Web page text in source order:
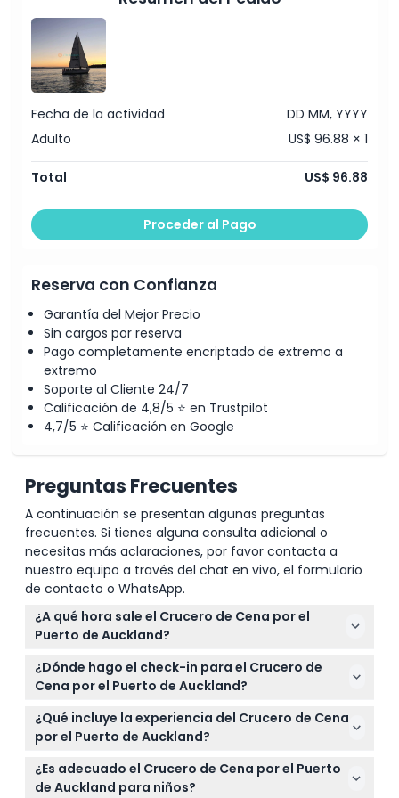
Cosas a Saber
Ubicación
Cómo Canjear
Fecha de la actividad
DD MM, YYYY
Adulto
US$ 96.88 × 1
Total US$ 96.88
Proceder al Pago
Reserva con Confianza
Garantía del Mejor Precio
Sin cargos por reserva
Pago completamente encriptado de extremo a
extremo
Soporte al Cliente 24/7
Calificación de 4,8/5 ⭐ en Trustpilot
4,7/5 ⭐ Calificación en Google
Preguntas Frecuentes
A continuación se presentan algunas preguntas
frecuentes. Si tienes alguna consulta adicional o
necesitas más aclaraciones, por favor contacta a
nuestro equipo a través del chat en vivo, el formulario
de contacto o WhatsApp.
¿A qué hora sale el Crucero de Cena por el
Puerto de Auckland?
El crucero sale diariamente a las 6:00 PM de
octubre a abril, y a las 5:00 PM de mayo a
septiembre (sujeto a cambios — por favor
confirme al momento de la reserva).
¿Dónde hago el check-in para el Crucero de
Cena por el Puerto de Auckland?
Debe llegar al menos 15 minutos antes de la salida
en el Quiosco de Reservas Explore en Viaduct
¿Qué incluye la experiencia del Crucero de Cena
por el Puerto de Auckland?
Disfrutará de una bebida de bienvenida al llegar,
una comida de tres tiempos preparada por The
¿Es adecuado el Crucero de Cena por el Puerto
de Auckland para niños?